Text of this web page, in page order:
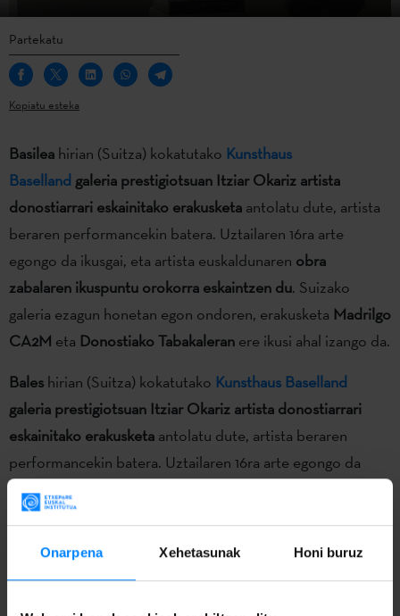
Onarpena Xehetasunak Honi buruz
Partekatu
Kopiatu esteka
Basilea hirian (Suitza) kokatutako Kunsthaus
Baselland galeria prestigiotsuan Itziar Okariz artista
donostiarrari eskainitako erakusketa antolatu dute, artista
beraren performancekin batera. Uztailaren 16ra arte
egongo da ikusgai, eta artista euskaldunaren obra
zabalaren ikuspuntu orokorra eskaintzen du. Suizako
galeria ezagun honetan egon ondoren, erakusketa Madrilgo
CA2M eta Donostiako Tabakaleran ere ikusi ahal izango da.
Bales hirian (Suitza) kokatutako Kunsthaus Baselland
galeria prestigiotsuan Itziar Okariz artista donostiarrari
eskainitako erakusketa antolatu dute, artista beraren
performancekin batera. Uztailaren 16ra arte egongo da
ikusgai, eta artista euskaldunaren
orokorra eskaintzen du
egon ondoren, erakusketa
Madrilgo CA2M eta
Donostiako
Okariz
nazioarteko erreferente izan da urte askoan zehar,